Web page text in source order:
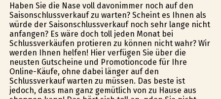
Haben Sie die Nase voll davonimmer noch auf den
Saisonschlussverkauf zu warten? Scheint es Ihnen als
würde der Saisonschlussverkauf noch sehr lange nicht
anfangen? Es wäre doch toll jeden Monat bei
Schlussverkäufen profitieren zu können nicht wahr? Wir
werden Ihnen helfen! Hier verfügen Sie über die
neusten Gutscheine und Promotioncode für Ihre
Online-Käufe, ohne dabei länger auf den
Schlussverkauf warten zu müssen. Das beste ist
jedoch, dass man ganz gemütlich von zu Hause aus